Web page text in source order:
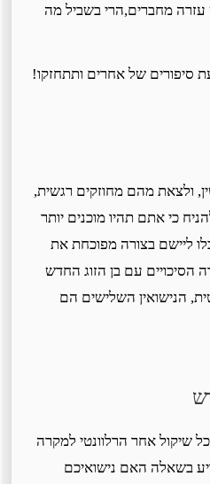
מחברים,הרי בשביל מה
סיפורים של אחרים ותתחזקו!
ולצאת מהם מחוזקים רגשית,
כי אתם תהיו מוכנים יותר
ליישם בצורה מפוכחת את
עם בן הזוג החדש
הנישואין השלישים הם
שיקול אחר הרלוונטי למקרה
בשאלה האם נישואיכם